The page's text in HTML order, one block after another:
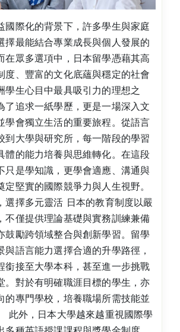
國際化的背景下，許多學生與家庭
擇最能結合專業成長與個人發展的
在眾多選項中，日本留學憑藉其高
度、豐富的文化底蘊與穩定的社會
學生心目中最具吸引力的理想之
了追求一紙學歷，更是一場深入文
學會獨立生活的重要旅程。從語言
到大學與研究所，每一階段的學習
體的能力培養與思維轉化。在這段
只是學知識，更學會適應、溝通與
定堅實的國際競爭力與人生視野。
選擇多元靈活 日本的教育制度以嚴
不僅提供理論基礎與實務訓練兼備
鼓勵跨領域整合與創新學習。留學
與語言能力選擇合適的升學路徑，
銜接至大學本科，甚至進一步挑戰
。對於有明確職涯目標的學生，亦
的專門學校，培養職場所需技能並
此外，日本大學越來越重視國際學